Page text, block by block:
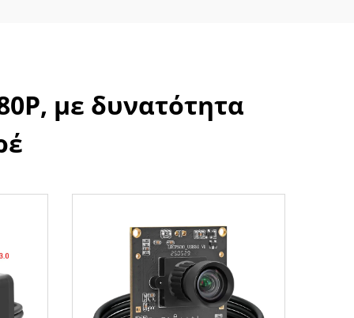
με δυνατότητα